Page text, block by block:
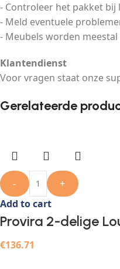
- Controleer het pakket bij
- Meld eventuele
- Meubels worden
Klantendienst
Voor vragen staat onze
Gerelateerde
-
+
Add to cart
Provira 2-delige
€136.71